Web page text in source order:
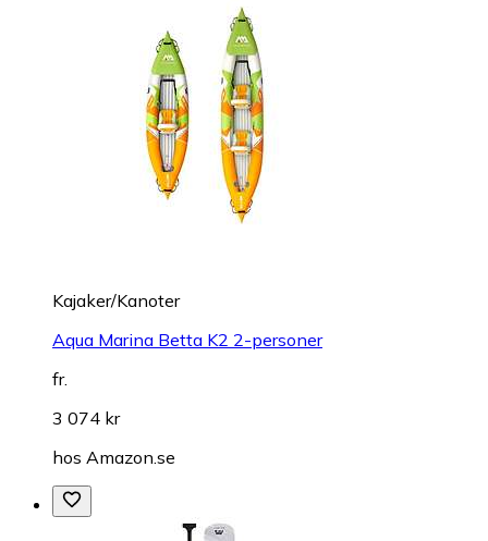
Kajaker/Kanoter
Aqua Marina Betta K2 2-personer
fr.
3 074 kr
hos Amazon.se